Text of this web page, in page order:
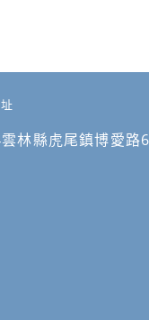
林縣虎尾鎮博愛路